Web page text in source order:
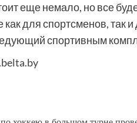
еще немало, но все
для спортсменов, так
спортивным